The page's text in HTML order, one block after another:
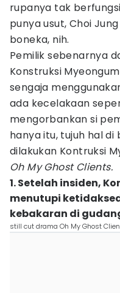
rupanya tak
punya usut, Choi
boneka, nih.
Pemilik sebenarnya
Konstruksi
sengaja
ada kecelakaan
mengorbankan si
hanya itu, tujuh hal di
dilakukan Kontruksi
Oh My Ghost Clients.
1. Setelah insiden,
menutupi
kebakaran di
still cut drama Oh My Ghost